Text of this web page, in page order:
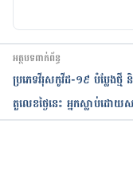
អត្ថបទពាក់ព័ន្ធ
ប្រភេទវីរុសកូវីដ-១៩ បំប្លែង
តួលេខថ្ងៃនេះ អ្នកស្លាប់ដោ